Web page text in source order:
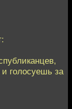
голосуешь за